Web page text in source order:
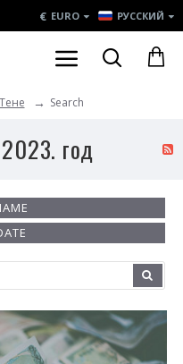
€ EURO РУССКИЙ
Search
год